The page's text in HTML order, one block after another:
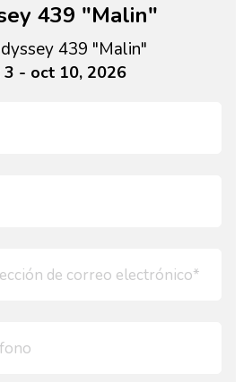
439 "Malin"
439 "Malin"
3 - oct 10, 2026